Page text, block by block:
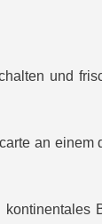
und
an